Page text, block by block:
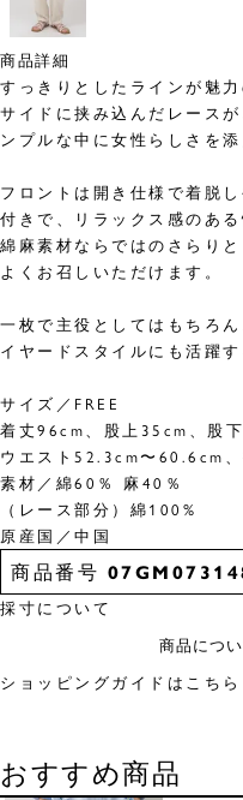
商品詳細
すっきりとしたラインが魅
サイドに挟み込んだレース
ンプルな中に女性らしさを添
フロントは開き仕様で着脱
付きで、リラックス感のある
綿麻素材ならではのさらり
よくお召しいただけます。
一枚で主役としてはもちろ
イヤードスタイルにも活躍
サイズ／FREE
着丈96cm、股上35cm、股
ウエスト52.3cm〜60.6cm
素材／綿60％ 麻40％
（レース部分）綿100%
原産国／中国
商品番号
採寸について
商品につ
ショッピングガイドはこちら
おすすめ商品